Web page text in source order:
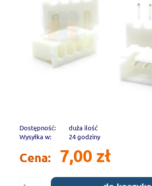
Dostępność:
duża ilość
Wysyłka w:
24 godziny
Cena: 7,00 zł